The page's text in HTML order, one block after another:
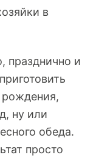
в
празднично и
ну или
обеда.
просто